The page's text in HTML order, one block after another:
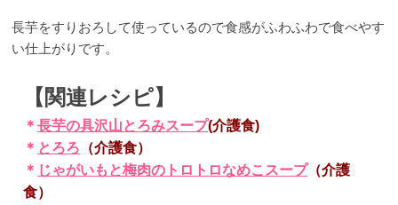
長芋をすりおろして使っているので食感がふわふわで食べやす
い仕上がりです。
【関連レシピ】
＊長芋の具沢山とろみスープ(介護食)
＊ とろろ （介護食）
＊ じゃがいもと梅肉のトロトロなめこスープ（介護
食）